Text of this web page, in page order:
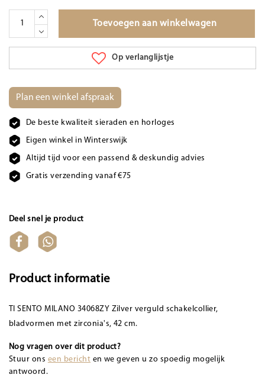
Toevoegen aan winkelwagen
Op verlanglijstje
Plan een winkel afspraak
De beste kwaliteit sieraden en horloges
Eigen winkel in Winterswijk
Altijd tijd voor een passend & deskundig advies
Gratis verzending vanaf €75
Deel snel je product
Product informatie
TI SENTO MILANO 34068ZY Zilver verguld schakelcollier,
bladvormen met zirconia's, 42 cm.
Nog vragen over dit product?
Stuur ons een bericht en we geven u zo spoedig mogelijk
antwoord.